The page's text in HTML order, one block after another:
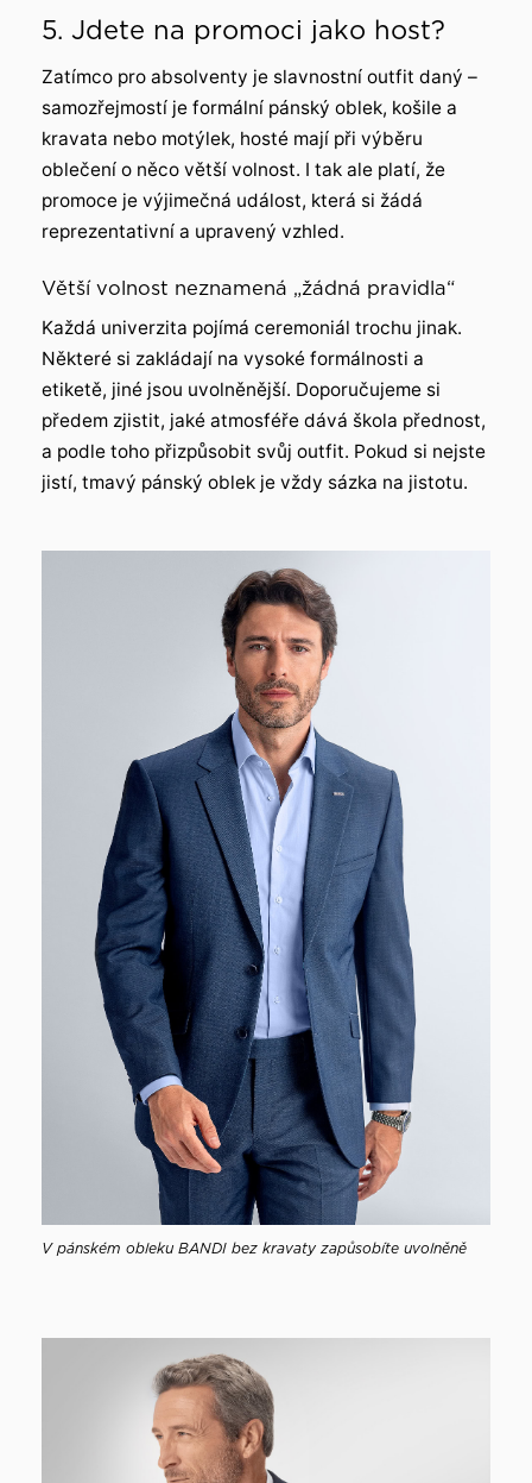
5. Jdete na promoci jako host?
Zatímco pro absolventy je slavnostní outfit daný –
samozřejmostí je formální pánský oblek, košile a
kravata nebo motýlek, hosté mají při výběru
oblečení o něco větší volnost. I tak ale platí, že
promoce je výjimečná událost, která si žádá
reprezentativní a upravený vzhled.
Větší volnost neznamená „žádná pravidla“
Každá univerzita pojímá ceremoniál trochu jinak.
Některé si zakládají na vysoké formálnosti a
etiketě, jiné jsou uvolněnější. Doporučujeme si
předem zjistit, jaké atmosféře dává škola přednost,
a podle toho přizpůsobit svůj outfit. Pokud si nejste
jistí, tmavý pánský oblek je vždy sázka na jistotu.
V pánském obleku BANDI bez kravaty zapůsobíte uvolněně